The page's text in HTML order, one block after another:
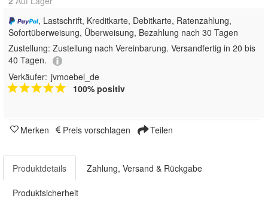
, Lastschrift, Kreditkarte, Debitkarte, Ratenzahlung,
Sofortüberweisung, Überweisung, Bezahlung nach 30 Tagen
Zustellung: Zustellung nach Vereinbarung. Versandfertig in 20 bis
40 Tagen.
Verkäufer: jvmoebel_de
100% positiv
Merken Preis vorschlagen Teilen
Produktdetails Zahlung, Versand & Rückgabe
Produktsicherheit